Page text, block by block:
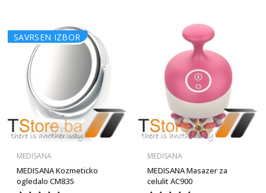
SAVRSEN IZBOR
MEDISANA
MEDISANA Kozmeticko
ogledalo CM835
MEDISANA
MEDISANA Masazer za
celulit AC900